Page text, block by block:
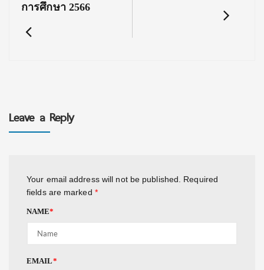
การศึกษา 2566
Leave a Reply
Your email address will not be published. Required
fields are marked *
NAME*
EMAIL*